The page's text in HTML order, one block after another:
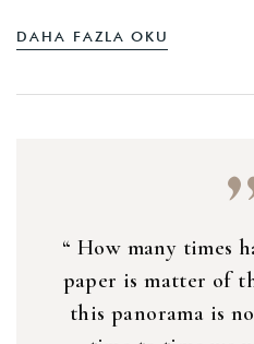
DAHA FAZLA OKU
“ How many times
paper is matter of
this panorama is